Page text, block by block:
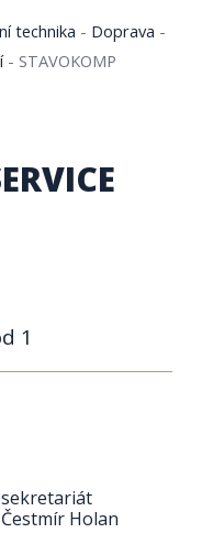
technika - Doprava -
- STAVOKOMP
1
sekretariát
Holan